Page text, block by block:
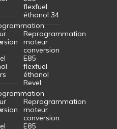
flexfuel
éthanol 34
Reprogrammation
moteur
conversion
E85
flexfuel
éthanol
Revel
Reprogrammation
moteur
conversion
E85